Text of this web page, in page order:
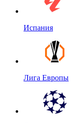
Испания
Лига Европы